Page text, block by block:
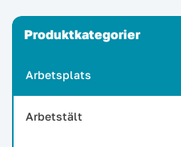
Produktkategorier
Arbetsplats
Arbetstält